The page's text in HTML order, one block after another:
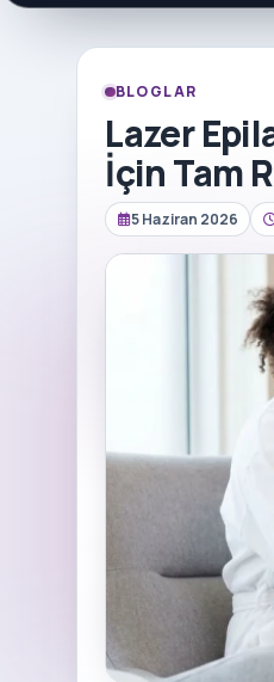
BLOGLAR
Lazer
İçin Tam
5 Haziran 2026